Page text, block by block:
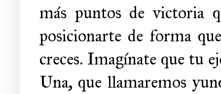
más puntos de victoria
posicionarte de forma
creces. Imagínate que tu
Una, que llamaremos